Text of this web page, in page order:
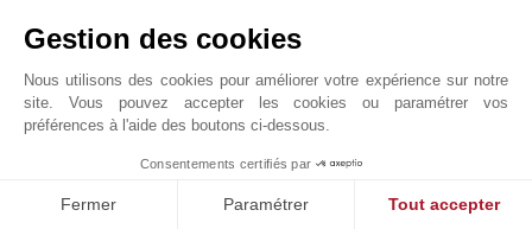
Cote d'Azur, France
/ Semaine
L0808ST
350 m² 2 000 m² 6 Chambres 8 Pièces
Gestion des cookies
Nous utilisons des cookies pour améliorer votre expérience sur notre
site. Vous pouvez accepter les cookies ou paramétrer vos
préférences à l'aide des boutons ci-dessous.
Consentements certifiés par
Fermer Paramétrer Tout accepter